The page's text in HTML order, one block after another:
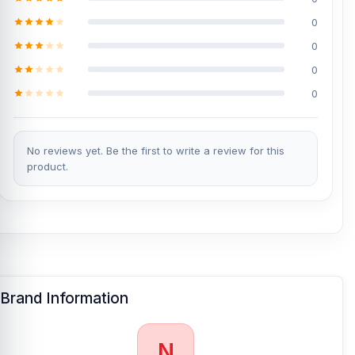
0
0
0
0
No reviews yet. Be the first to write a review for this
product.
Brand Information